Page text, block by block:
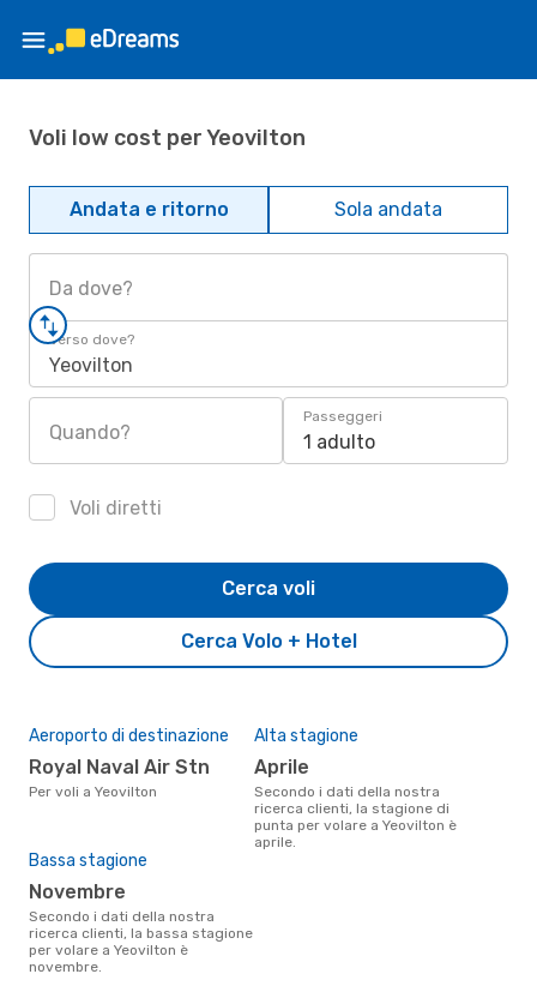
Voli low cost per Yeovilton
Andata e ritorno Sola andata
Da dove?
Verso dove?
Yeovilton
Quando?
Passeggeri
1 adulto
Voli diretti
Cerca Volo + Hotel
Cerca voli
Aeroporto di destinazione
Royal Naval Air Stn
Per voli a Yeovilton
Alta stagione
aprile
Secondo i dati della nostra
ricerca clienti, la stagione di
punta per volare a Yeovilton è
aprile.
Bassa stagione
novembre
Secondo i dati della nostra
ricerca clienti, la bassa stagione
per volare a Yeovilton è
novembre.